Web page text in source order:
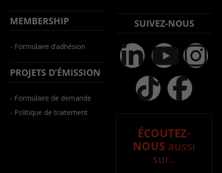
MEMBERSHIP
- Formulaire d’adhésion
PROJETS D’ÉMISSION
- Formulaire de demande
- Politique de traitement
SUIVEZ-NOUS
ÉCOUTEZ-
NOUS aussi
sur..